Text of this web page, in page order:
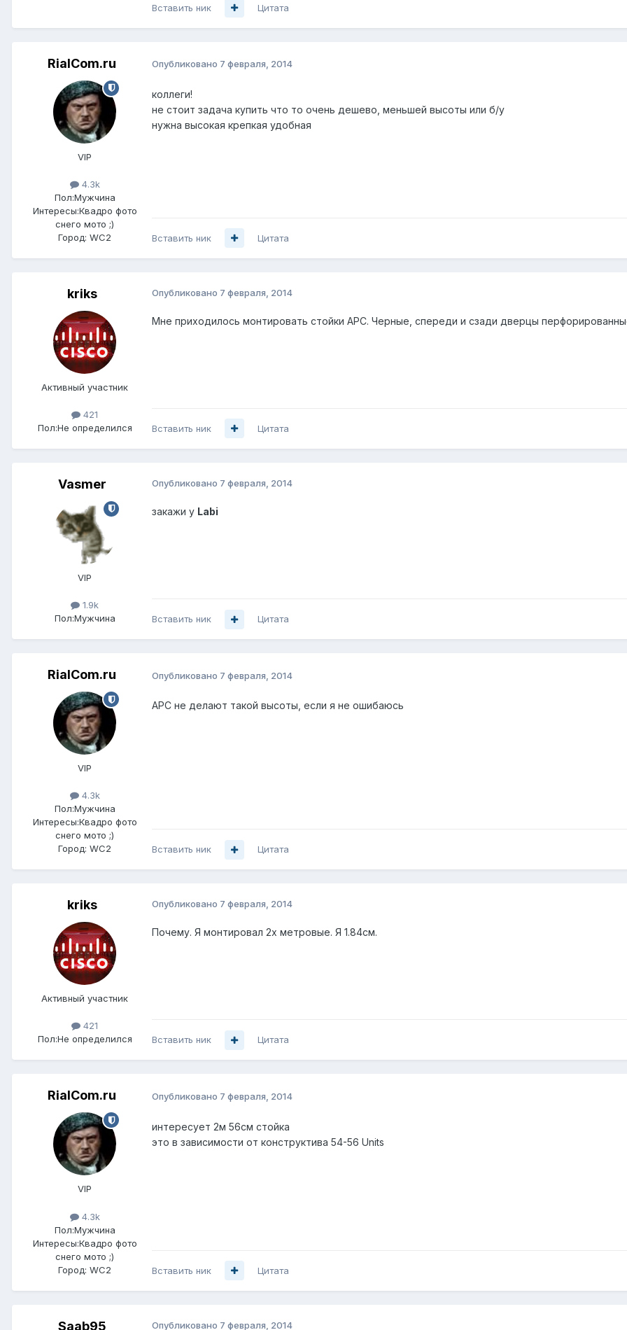
Вставить ник Цитата
RialCom.ru
VIP
4.3k
Пол:Мужчина
Интересы:Квадро фото
снего мото ;)
Город: WC2
Опубликовано 7 февраля, 2014
коллеги!
не стоит задача купить что то очень дешево, меньшей высоты или б/у
нужна высокая крепкая удобная
Вставить ник Цитата
kriks
Активный участник
421
Пол:Не определился
Опубликовано 7 февраля, 2014
Мне приходилось монтировать стойки APC. Черные, спереди и сзади дверцы
Вставить ник Цитата
Vasmer
VIP
1.9k
Пол:Мужчина
Опубликовано 7 февраля, 2014
закажи у Labi
Вставить ник Цитата
RialCom.ru
VIP
4.3k
Пол:Мужчина
Интересы:Квадро фото
снего мото ;)
Город: WC2
Опубликовано 7 февраля, 2014
АРС не делают такой высоты, если я не ошибаюсь
Вставить ник Цитата
kriks
Активный участник
421
Пол:Не определился
Опубликовано 7 февраля, 2014
Почему. Я монтировал 2х метровые. Я 1.84см.
Вставить ник Цитата
RialCom.ru
VIP
4.3k
Пол:Мужчина
Интересы:Квадро фото
снего мото ;)
Город: WC2
Опубликовано 7 февраля, 2014
интересует 2м 56см стойка
это в зависимости от конструктива 54-56 Units
Вставить ник Цитата
Saab95 Опубликовано 7 февраля, 2014